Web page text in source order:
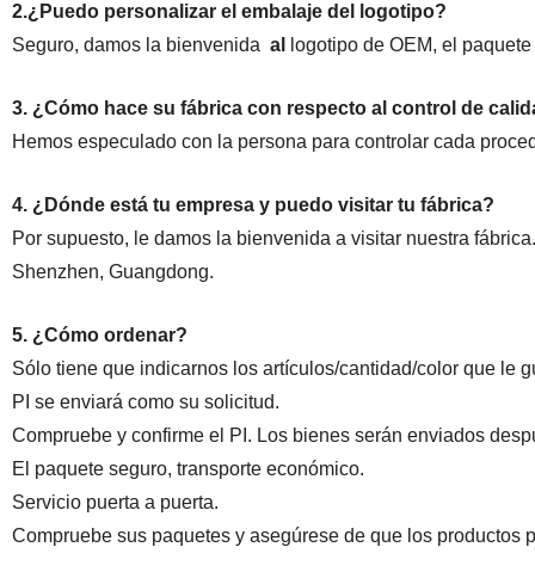
2.¿Puedo personalizar el embalaje del logotipo?
Seguro, damos la bienvenida al logotipo de OEM, el
3. ¿Cómo hace su fábrica con respecto al control de
Hemos especulado con la persona para controlar cada
4. ¿Dónde está tu empresa y puedo visitar tu fábrica?
Por supuesto, le damos la bienvenida a visitar nuestra
Shenzhen, Guangdong.
5. ¿Cómo ordenar?
Sólo tiene que indicarnos los artículos/cantidad/color que le
PI se enviará como su solicitud.
Compruebe y confirme el PI. Los bienes serán enviados
El paquete seguro, transporte económico.
Servicio puerta a puerta.
Compruebe sus paquetes y asegúrese de que los productos